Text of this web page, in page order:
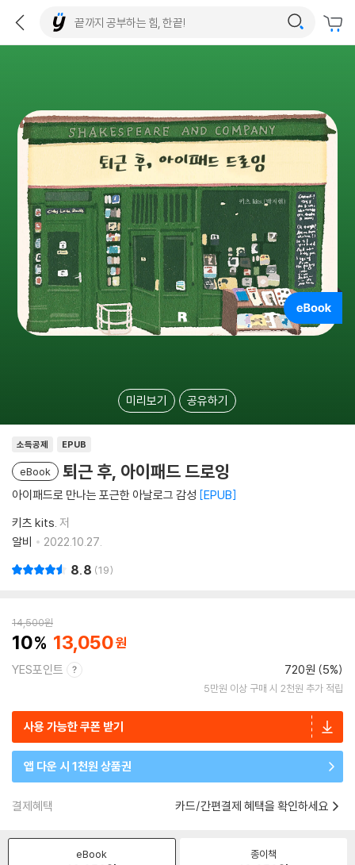
미리보기 공유하기
소득공제 EPUB
eBook 퇴근 후, 아이패드 드로잉
아이패드로 만나는 포근한 아날로그 감성 EPUB
키츠 kits. 저
알비
2022.10.27.
8.8 19
14,500원
10 13,050
YES포인트 720원 (5%)
5만원 이상 구매 시 2천원 추가 적립
사용 가능한 쿠폰 받기
앱 다운 시 1천원 상품권
결제혜택 카드/간편결제 혜택을 확인하세요
eBook 종이책